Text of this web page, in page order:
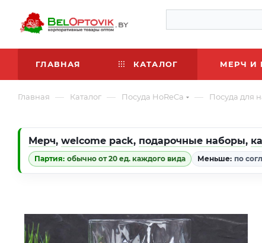
ГЛАВНАЯ КАТАЛОГ МЕРЧ И
Главная — Каталог — Посуда HoReCa — Посуда для
Мерч, welcome pack, подарочные наборы,
Партия: обычно от 20 ед. каждого вида Меньше: по